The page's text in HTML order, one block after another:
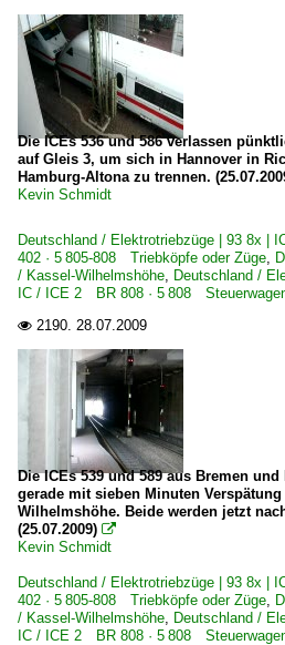
Die ICEs 536 und 586 verlassen
auf Gleis 3, um sich in Hannover in
Hamburg-Altona zu trennen.
Kevin Schmidt
Deutschland / Elektrotriebzüge | 93 8x |
402 · 5 805-808 Triebköpfe oder Züge,
/ Kassel-Wilhelmshöhe, Deutschland /
IC / ICE 2 BR 808 · 5 808
 2190. 28.07.2009
Die ICEs 539 und 589 aus Bremen
gerade mit sieben Minuten
Wilhelmshöhe. Beide werden jetzt
(25.07.2009) 
Kevin Schmidt
Deutschland / Elektrotriebzüge | 93 8x |
402 · 5 805-808 Triebköpfe oder Züge,
/ Kassel-Wilhelmshöhe, Deutschland /
IC / ICE 2 BR 808 · 5 808